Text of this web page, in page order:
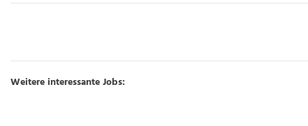
Weitere interessante Jobs: